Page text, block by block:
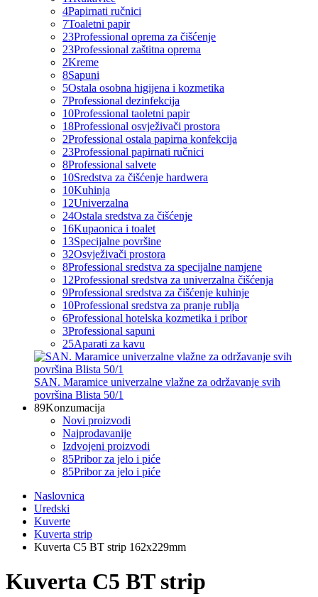
4Papirnati ručnici
7Toaletni papir
23Professional oprema za čišćenje
23Professional zaštitna oprema
2Kreme
8Sapuni
5Ostala osobna higijena i kozmetika
7Professional dezinfekcija
10Professional taoletni papir
18Professional osvježivači prostora
2Professional ostala papirna konfekcija
23Professional papirnati ručnici
8Professional salvete
10Sredstva za čišćenje hardwera
10Kuhinja
12Univerzalna
24Ostala sredstva za čišćenje
16Kupaonica i toalet
13Specijalne površine
32Osvježivači prostora
8Professional sredstva za specijalne namjene
12Professional sredstva za univerzalna čišćenja
9Professional sredstva za čišćenje kuhinje
10Professional sredstva za pranje rublja
6Professional hotelska kozmetika i pribor
3Professional sapuni
25Aparati za kavu
SAN. Maramice univerzalne vlažne za održavanje svih
površina Blista 50/1
89Konzumacija
Novi proizvodi
Najprodavanije
Izdvojeni proizvodi
85Pribor za jelo i piće
85Pribor za jelo i piće
Naslovnica
Uredski
Kuverte
Kuverta strip
Kuverta C5 BT strip 162x229mm
Kuverta C5 BT strip